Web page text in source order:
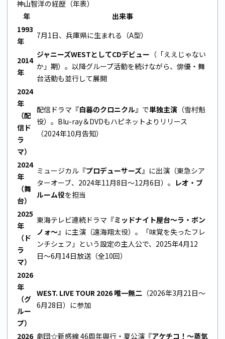
神山智洋の経歴（年表）
年
出来事
1993
年
7月1日、兵庫県に生まれる（A型）
2014
年
ジャニーズWESTとしてCDデビュー （「ええじゃない
か」期）。以降グループ活動を続けながら、俳優・舞
台活動も並行して展開
2024
年
（配
信ド
ラ
マ）
配信ドラマ『白暮のクロニクル』で単独主演 （雪村魁
役）。Blu-ray＆DVDもハピネットよりリリース
（2024年10月告知）
2024
年
（舞
台）
ミュージカル『プロデューサーズ』に出演（東急シア
ターオーブ、2024年11月8日〜12月6日）。 レオ・ブ
ルーム役を担当
2025
年
（ド
ラ
マ）
東海テレビ連続ドラマ『ミッドナイト屋台〜ラ・ボン
ノォ〜』に主演（遠海翔太役）。「味覚を失ったフレ
ンチシェフ」という設定の主人公で、2025年4月12
日〜6月14日放送（全10回）
2026
年
（グ
ルー
プ）
WEST. LIVE TOUR 2026 唯一無二 （2026年3月21日〜
6月28日）に参加
2026 劇団☆新感線 46周年興行・夏公演『アケチコ！〜蒸気